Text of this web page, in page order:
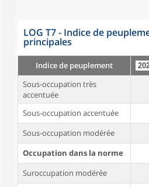
LOG T7 - Indice de
principales
Indice de peuplement
Sous-occupation très
accentuée
Sous-occupation accentuée
Sous-occupation modérée
Occupation dans la norme
Suroccupation modérée